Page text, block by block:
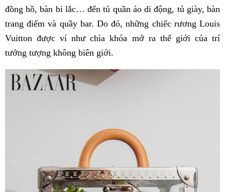
đồng hồ, bàn bi lắc… đến tủ quần áo di động, tủ giày, bàn
trang điểm và quầy bar. Do đó, những chiếc rương Louis
Vuitton được ví như chìa khóa mở ra thế giới của trí
tưởng tượng không biên giới.